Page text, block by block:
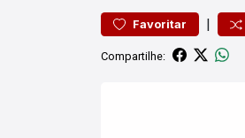
Favoritar |
Compartilhe: